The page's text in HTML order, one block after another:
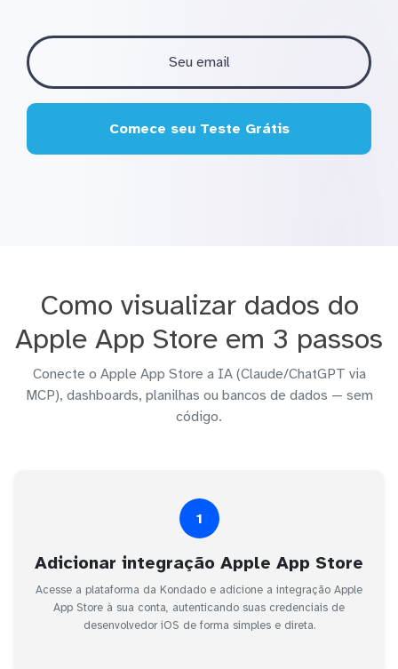
Comece seu Teste Grátis
Como visualizar dados do
Apple App Store em 3 passos
Conecte o Apple App Store a IA (Claude/ChatGPT via
MCP), dashboards, planilhas ou bancos de dados — sem
código.
1
Adicionar integração Apple App Store
Acesse a plataforma da Kondado e adicione a integração Apple
App Store à sua conta, autenticando suas credenciais de
desenvolvedor iOS de forma simples e direta.